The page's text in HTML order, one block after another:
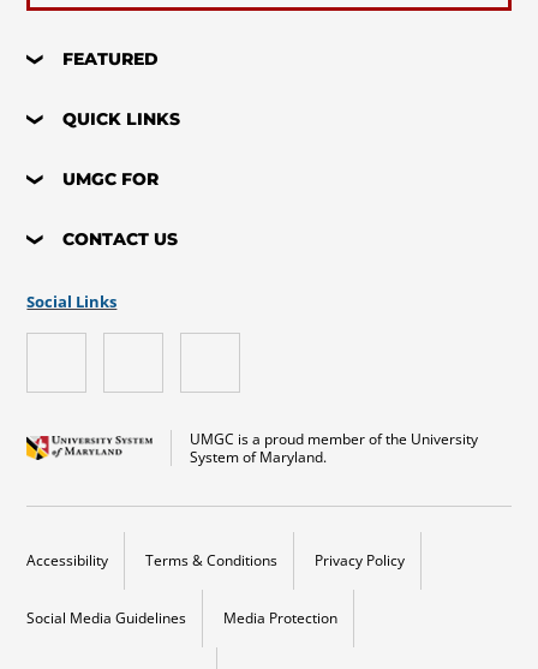
FEATURED
QUICK LINKS
UMGC FOR
CONTACT US
UMGC is a proud member of the University
System of Maryland.
Social Links
Accessibility Terms & Conditions Privacy Policy
Social Media Guidelines Media Protection